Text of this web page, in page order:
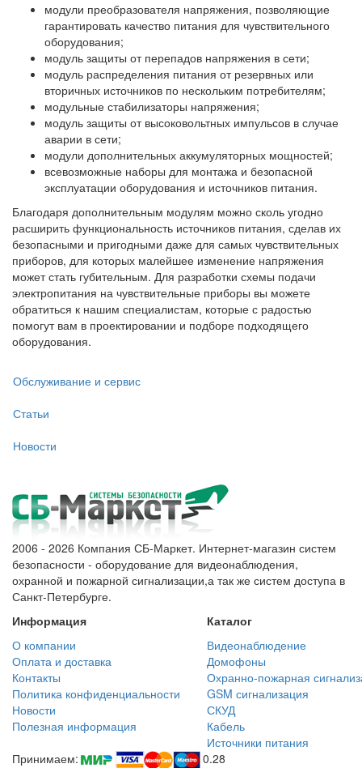
модули преобразователя напряжения, позволяющие
гарантировать качество питания для чувствительного
оборудования;
модуль защиты от перепадов напряжения в сети;
модуль распределения питания от резервных или
вторичных источников по нескольким потребителям;
модульные стабилизаторы напряжения;
модуль защиты от высоковольтных импульсов в случае
аварии в сети;
модули дополнительных аккумуляторных мощностей;
всевозможные наборы для монтажа и безопасной
эксплуатации оборудования и источников питания.
Благодаря дополнительным модулям можно сколь угодно
расширить функциональность источников питания, сделав их
безопасными и пригодными даже для самых чувствительных
приборов, для которых малейшее изменение напряжения
может стать губительным. Для разработки схемы подачи
электропитания на чувствительные приборы вы можете
обратиться к нашим специалистам, которые с радостью
помогут вам в проектировании и подборе подходящего
оборудования.
Обслуживание и сервис
Статьи
Новости
2006 - 2026 Компания СБ-Маркет. Интернет-магазин систем
безопасности - оборудование для видеонаблюдения,
охранной и пожарной сигнализации,а так же систем доступа в
Санкт-Петербурге.
Информация
Каталог
О компании
Видеонаблюдение
Оплата и доставка
Домофоны
Контакты
Охранно-пожарная
Политика конфиденциальности
GSM сигнализация
Новости
СКУД
Полезная информация
Кабель
Источники питания
Принимаем:
0.28